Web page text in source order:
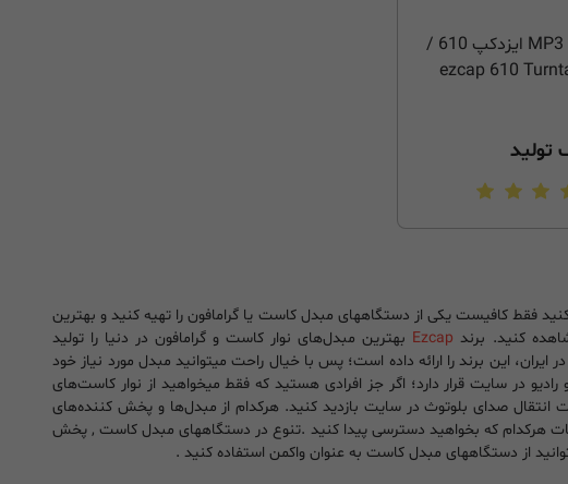
مبدل گرامافون به MP3 ایزدکپ 610 /
ezcap 610
تولید
فقط کافیست یکی از دستگاههای مبدل کاست یا گرامافون را تهیه کنید و بهترین
کنید. برندEzcap
بهترین مبدل‌های نوار کاست و گرامافون در دنیا را تولید
در ایران، این برند را ارائه داده است؛ پس با خیال راحت میتوانید مبدل مورد نیاز خود
در سایت قرار دارد؛ اگر جز افرادی هستید که فقط میخواهید از نوار کاست‌های
انتقال صدای بلوتوث در سایت بازدید کنید. هرکدام از مبد‌ل‌ها و پخش کننده‌های
هرکدام که بخواهید دسترسی پیدا کنید .تنوع در دستگاههای مبدل کاست , پخش
از دستگاههای مبدل کاست به عنوان واکمن استفاده کنید .